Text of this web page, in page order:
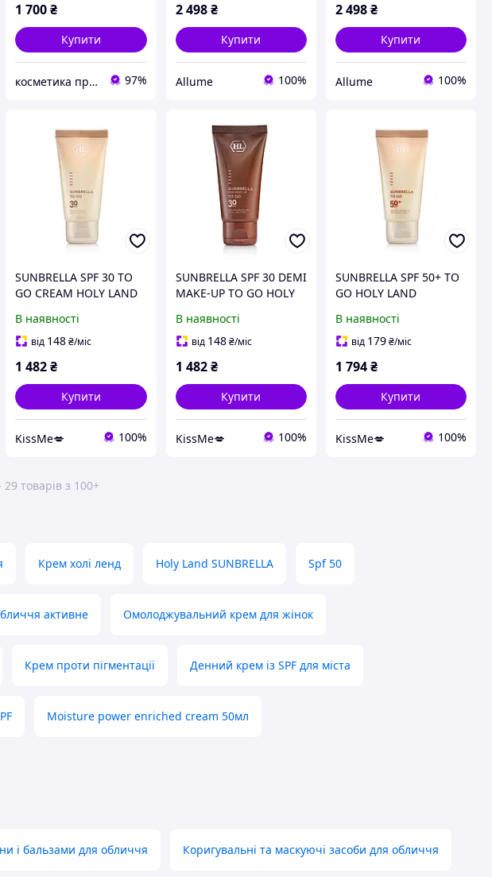
1 700₴
Купити
косметика проф 97%
2 498 ₴
Купити
Allume 100%
2 498₴
Купити
Allume 100%
SUNBRELLA SPF 30 TO
GO CREAM HOLY LAND
СПФ 30 50 мл
В наявності
від 148₴/міс
1 482₴
Купити
KissMe💋 100%
SUNBRELLA SPF 30 DEMI
MAKE-UP TO GO HOLY
крем з СПФ 30 з тоном
50 мл
В наявності
від 148 ₴/міс
1 482 ₴
Купити
KissMe💋 100%
SUNBRELLA SPF 50+ TO
GO HOLY LAND
СПФ 50+ 50 мл
В наявності
від 179₴/міс
1 794₴
Купити
KissMe💋 100%
товарів з 100+
Крем холі ленд Holy Land SUNBRELLA Spf 50
активне Омолоджувальний крем для жінок
Крем проти пігментації Денний крем із SPF для міста
Moisture power enriched cream 50мл
і бальзами для обличчя Коригувальні та маскуючі засоби для обличчя